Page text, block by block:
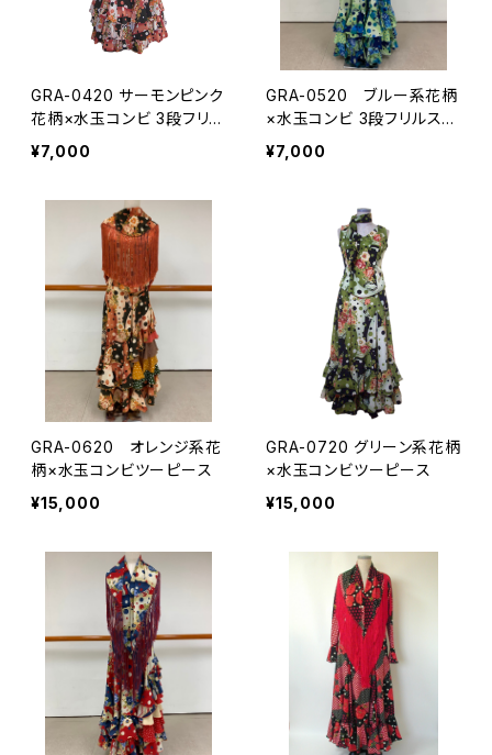
GRA-0420 サーモンピンク
花柄×水玉コンビ 3段フリル
スカート
¥7,000
GRA-0520 ブルー系花柄
×水玉コンビ 3段フリルスカ
ート
¥7,000
GRA-0620 オレンジ系花
柄×水玉コンビツーピース
¥15,000
GRA-0720 グリーン系花柄
×水玉コンビツーピース
¥15,000